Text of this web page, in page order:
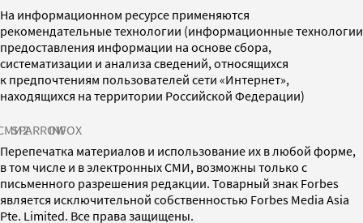
На информационном ресурсе применяются
рекомендательные технологии (информационные технологии
предоставления информации на основе сбора,
систематизации и анализа сведений, относящихся
к предпочтениям пользователей сети «Интернет»,
находящихся на территории Российской Федерации)
SPARROWINFOX
Перепечатка материалов и использование их в любой форме,
в том числе и в электронных СМИ, возможны только с
письменного разрешения редакции. Товарный знак Forbes
является исключительной собственностью Forbes Media Asia
Pte. Limited. Все права защищены.